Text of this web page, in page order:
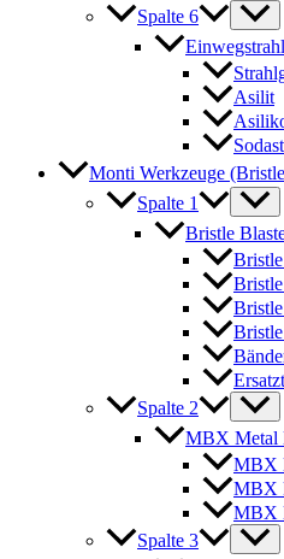
Spalte 6
Asilit
Monti Werkzeuge
Spalte 1
Bristle
Spalte 2
MBX Metal
MBX
MBX
MBX
Spalte 3